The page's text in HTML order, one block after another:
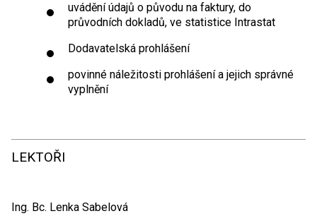
uvádění údajů o původu na faktury, do
průvodních dokladů, ve statistice Intrastat
Dodavatelská prohlášení
povinné náležitosti prohlášení a jejich správné
vyplnění
LEKTOŘI
Ing. Bc. Lenka Sabelová